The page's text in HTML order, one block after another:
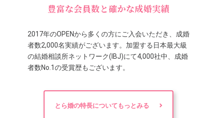
豊富な会員数と確かな成婚実績
2017年のOPENから多くの方にご入会いただき、成婚
者数2,000名実績がございます。加盟する日本最大級
の結婚相談所ネットワーク(IBJ)にて4,000社中、成婚
者数No.1の受賞歴もございます。
とら婚の特長についてもっとみる